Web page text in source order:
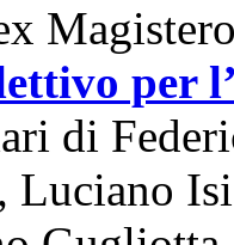
per
di
Luciano